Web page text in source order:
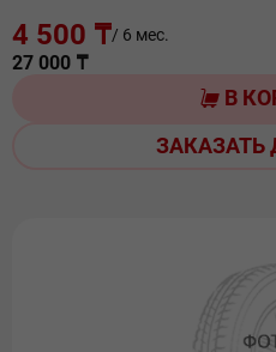
4 500 ₸/ 6 мес.
27 000 ₸
В
ЗАКАЗАТЬ